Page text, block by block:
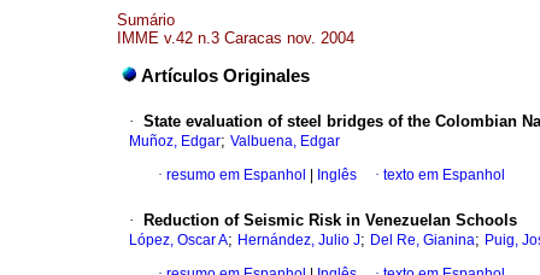
Sumário
IMME v.42 n.3 Caracas nov. 2004
Artículos Originales
· State evaluation of steel bridges of the Colombian
Muñoz, Edgar; Valbuena, Edgar
· resumo em Espanhol Inglês · texto em Espanhol
· Reduction of Seismic Risk in Venezuelan Schools
López, Oscar A; Hernández, Julio J; Del Re, Gianina; Puig,